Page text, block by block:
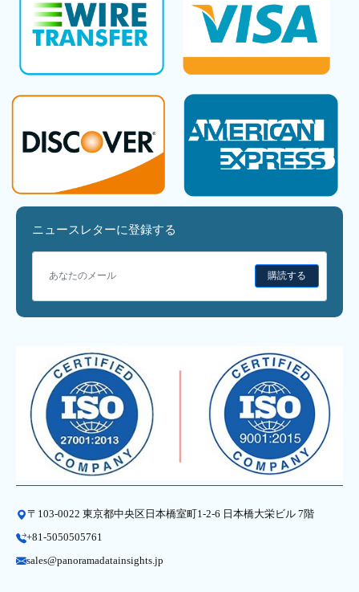
ニュースレターに登録する
購読する
〒103-0022 東京都中央区日本橋室町1-2-6 日本橋大栄ビル 7階
+81-5050505761
sales@panoramadatainsights.jp